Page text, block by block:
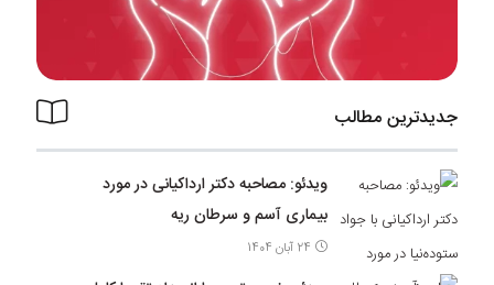
جدیدترین مطالب
ویدئو: مصاحبه دکتر ارداکیانی در مورد
بیماری آسم و سرطان ریه
24 آبان 1404